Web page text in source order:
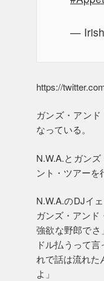
— Irish
https://
ガンズ・アン
なっている。
N.W.A.とガン
ント・ツアーを
N.W.A.のDJイ
ガンズ・アン
強欲な野郎で
ドル払うって
れで話は流れた
よ」